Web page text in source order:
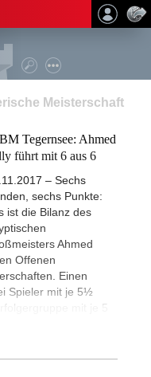
Meisterschaft
Tegernsee: Ahmed
führt mit 6 aus 6
– Sechs
sechs Punkte:
ist die Bilanz des
Ahmed
Offenen
Einen
Spieler mit je 5½
mit je 5